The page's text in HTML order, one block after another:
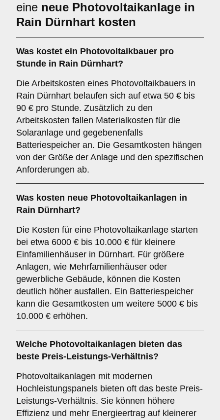
eine neue Photovoltaikanlage in
Rain Dürnhart kosten
Was kostet ein Photovoltaikbauer pro
Stunde in Rain Dürnhart?
Die Arbeitskosten eines Photovoltaikbauers in
Rain Dürnhart belaufen sich auf etwa 50 € bis
90 € pro Stunde. Zusätzlich zu den
Arbeitskosten fallen Materialkosten für die
Solaranlage und gegebenenfalls
Batteriespeicher an. Die Gesamtkosten hängen
von der Größe der Anlage und den spezifischen
Anforderungen ab.
Was kosten neue Photovoltaikanlagen in
Rain Dürnhart?
Die Kosten für eine Photovoltaikanlage starten
bei etwa 6000 € bis 10.000 € für kleinere
Einfamilienhäuser in Dürnhart. Für größere
Anlagen, wie Mehrfamilienhäuser oder
gewerbliche Gebäude, können die Kosten
deutlich höher ausfallen. Ein Batteriespeicher
kann die Gesamtkosten um weitere 5000 € bis
10.000 € erhöhen.
Welche Photovoltaikanlagen bieten das
beste Preis-Leistungs-Verhältnis?
Photovoltaikanlagen mit modernen
Hochleistungspanels bieten oft das beste Preis-
Leistungs-Verhältnis. Sie können höhere
Effizienz und mehr Energieertrag auf kleinerer